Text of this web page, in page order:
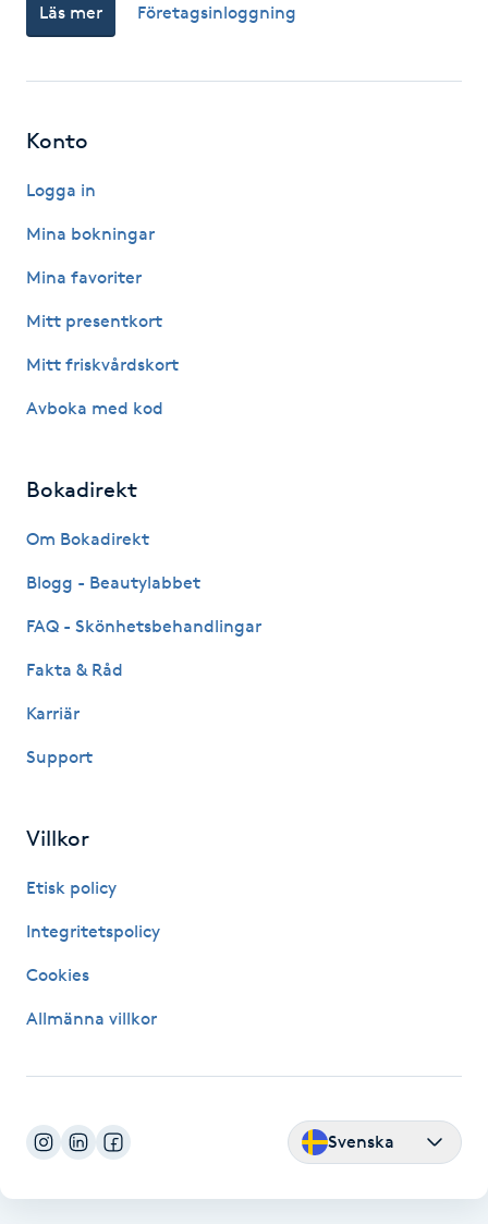
Microshading
Mixfransar
Nagelförlängning akryl
Nagelförlängning glasfiber
Nagelförlängning silke
Nagelförstärkning
Nagelklippning
Nagelsvamp
Nageltrång
Nagelvård
Naglar reparation
Naprapati
Navelpiercing
NBE-massage
Läs mer Företagsinloggning
Konto
Logga in
Mina bokningar
Mina favoriter
Mitt presentkort
Mitt friskvårdskort
Avboka med kod
Bokadirekt
Om Bokadirekt
Blogg - Beautylabbet
FAQ - Skönhetsbehandlingar
Fakta & Råd
Karriär
Support
Villkor
Etisk policy
Integritetspolicy
Cookies
Allmänna villkor
Svenska